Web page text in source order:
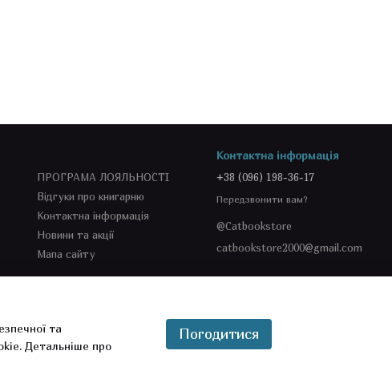
ПРОГРАМА ЛОЯЛЬНОСТІ
Відгуки про книгарню
Контактна інформація
Новини та акції
Мапа сайту
Контактна інформація
+38 (096) 198-36-17
Передзвонити вам?
@Catbookstore
catbookstore2000@gmail.com
та
Детальніше про
Погодитися